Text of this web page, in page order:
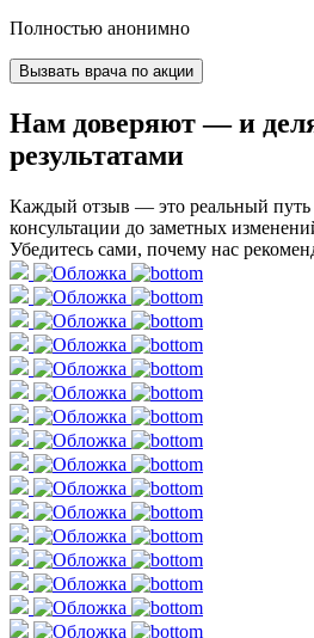
Полностью анонимно
Вызвать врача по акции
Нам доверяют— и
результатами
Каждый отзыв — это реальный путь
консультации до заметных
Убедитесь сами, почему нас